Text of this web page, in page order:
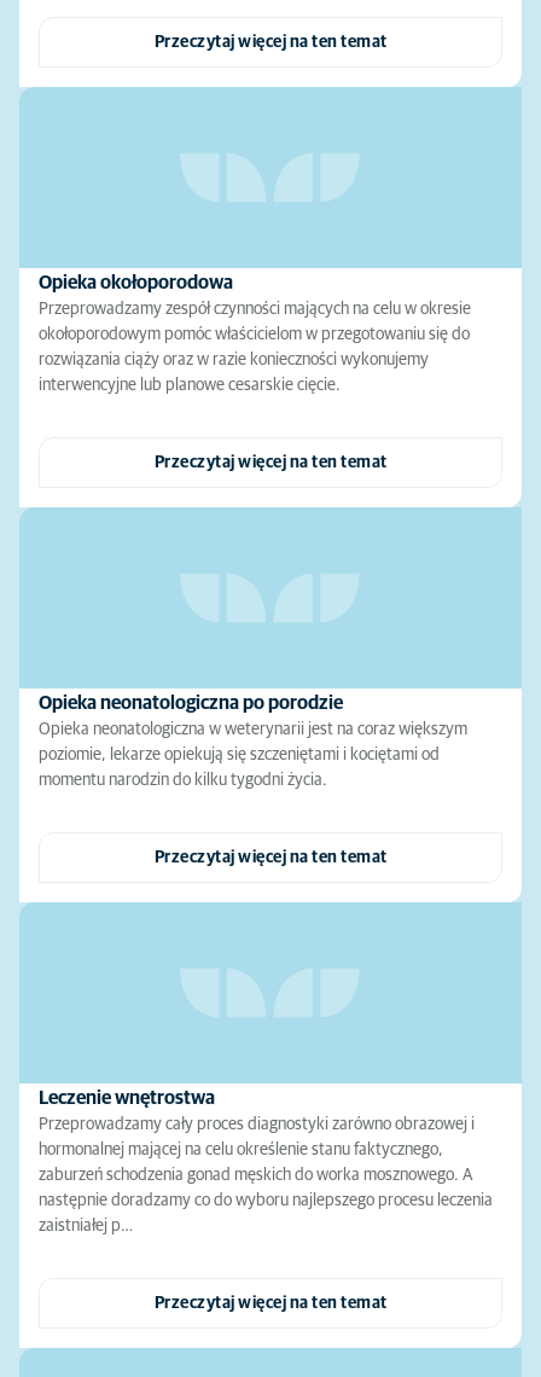
Przeczytaj więcej na ten temat
Opieka okołoporodowa
Przeprowadzamy zespół czynności mających na celu w okresie
okołoporodowym pomóc właścicielom w przegotowaniu się do
rozwiązania ciąży oraz w razie konieczności wykonujemy
interwencyjne lub planowe cesarskie cięcie.
Przeczytaj więcej na ten temat
Opieka neonatologiczna po porodzie
Opieka neonatologiczna w weterynarii jest na coraz większym
poziomie, lekarze opiekują się szczeniętami i kociętami od
momentu narodzin do kilku tygodni życia.
Przeczytaj więcej na ten temat
Leczenie wnętrostwa
Przeprowadzamy cały proces diagnostyki zarówno obrazowej i
hormonalnej mającej na celu określenie stanu faktycznego,
zaburzeń schodzenia gonad męskich do worka mosznowego. A
następnie doradzamy co do wyboru najlepszego procesu leczenia
zaistniałej p…
Przeczytaj więcej na ten temat